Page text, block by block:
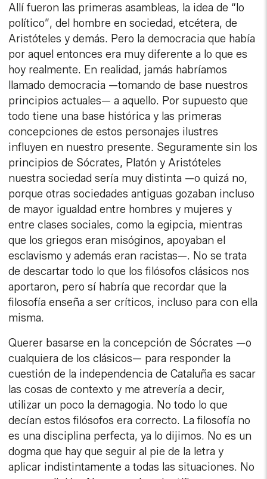
Allí fueron las primeras asambleas, la idea de “lo
político”, del hombre en sociedad, etcétera, de
Aristóteles y demás. Pero la democracia que había
por aquel entonces era muy diferente a lo que es
hoy realmente. En realidad, jamás habríamos
llamado democracia —tomando de base nuestros
principios actuales— a aquello. Por supuesto que
todo tiene una base histórica y las primeras
concepciones de estos personajes ilustres
influyen en nuestro presente. Seguramente sin los
principios de Sócrates, Platón y Aristóteles
nuestra sociedad sería muy distinta —o quizá no,
porque otras sociedades antiguas gozaban incluso
de mayor igualdad entre hombres y mujeres y
entre clases sociales, como la egipcia, mientras
que los griegos eran misóginos, apoyaban el
esclavismo y además eran racistas—. No se trata
de descartar todo lo que los filósofos clásicos nos
aportaron, pero sí habría que recordar que la
filosofía enseña a ser críticos, incluso para con ella
misma.
Querer basarse en la concepción de Sócrates —o
cualquiera de los clásicos— para responder la
cuestión de la independencia de Cataluña es sacar
las cosas de contexto y me atrevería a decir,
utilizar un poco la demagogia. No todo lo que
decían estos filósofos era correcto. La filosofía no
es una disciplina perfecta, ya lo dijimos. No es un
dogma que hay que seguir al pie de la letra y
aplicar indistintamente a todas las situaciones. No